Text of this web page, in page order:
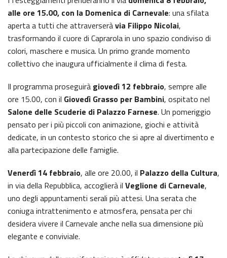
alle ore 15.00, con la Domenica di Carnevale: una sfilata
aperta a tutti che attraverseràvia Filippo Nicolai,
trasformando il cuore di Caprarola in uno spazio condiviso di
colori, maschere e musica. Un primo grande momento
collettivo che inaugura ufficialmente il clima di festa.
Il programma proseguirà giovedì 12 febbraio, sempre alle
ore 15.00, con il Giovedì Grasso per Bambini, ospitato nel
Salone delle Scuderie di Palazzo Farnese. Un pomeriggio
pensato per i più piccoli con animazione, giochi e attività
dedicate, in un contesto storico che si apre al divertimento e
alla partecipazione delle famiglie.
Venerdì 14 febbraio, alle ore 20.00, il Palazzo della Cultura,
in via della Repubblica, accoglierà il Veglione di Carnevale,
uno degli appuntamenti serali più attesi. Una serata che
coniuga intrattenimento e atmosfera, pensata per chi
desidera vivere il Carnevale anche nella sua dimensione più
elegante e conviviale.